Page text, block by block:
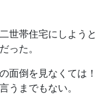
世帯住宅にしようと
った。
面倒を見なくては！
うまでもない。